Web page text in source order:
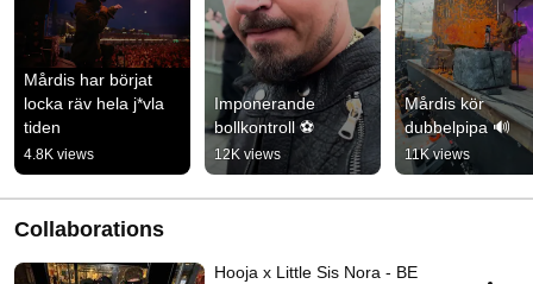
Mårdis har börjat
locka räv hela j*vla
tiden
4.8K views
Imponerande
bollkontroll ⚽️
12K views
Mårdis kör
dubbelpipa 🔊
11K views
Collaborations
Hooja x Little Sis Nora - BE